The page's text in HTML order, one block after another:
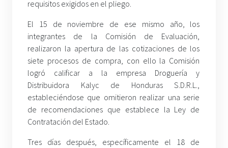
requisitos exigidos en el pliego.
El 15 de noviembre de ese mismo año, los
integrantes de la Comisión de Evaluación,
realizaron la apertura de las cotizaciones de los
siete procesos de compra, con ello la Comisión
logró calificar a la empresa Droguería y
Distribuidora Kalyc de Honduras S.D.R.L.,
estableciéndose que omitieron realizar una serie
de recomendaciones que establece la Ley de
Contratación del Estado.
Tres días después, específicamente el 18 de